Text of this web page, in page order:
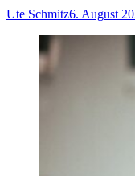
Ute Schmitz6. August